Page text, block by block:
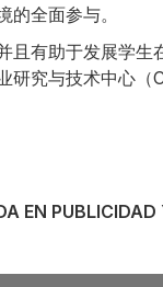
全面参与。
且有助于发展学生
研究与技术中心
EN PUBLICIDAD